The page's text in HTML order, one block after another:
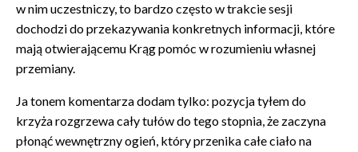
w nim uczestniczy, to bardzo często w trakcie sesji
dochodzi do przekazywania konkretnych informacji, które
mają otwierającemu Krąg pomóc w rozumieniu własnej
przemiany.
Ja tonem komentarza dodam tylko: pozycja tyłem do
krzyża rozgrzewa cały tułów do tego stopnia, że zaczyna
płonąć wewnętrzny ogień, który przenika całe ciało na